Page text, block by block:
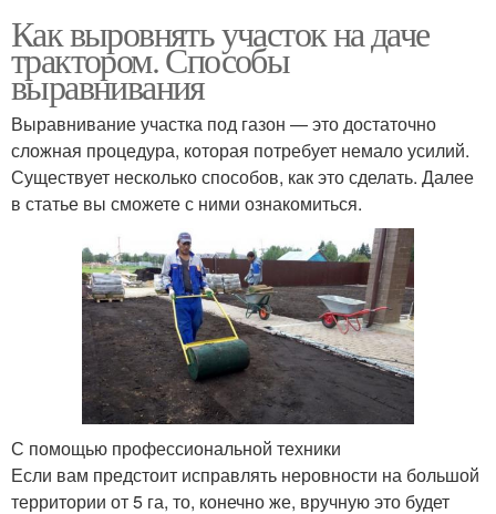
Как выровнять участок на даче
трактором. Способы
выравнивания
Выравнивание участка под газон — это достаточно
сложная процедура, которая потребует немало усилий.
Существует несколько способов, как это сделать. Далее
в статье вы сможете с ними ознакомиться.
С помощью профессиональной техники
Если вам предстоит исправлять неровности на большой
территории от 5 га, то, конечно же, вручную это будет